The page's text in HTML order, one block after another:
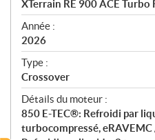
i
f
i
c
a
t
i
o
n
XTerrain RE 900 ACE Turbo
Année :
2026
Type :
Crossover
Détails du moteur :
850 E-TEC®: Refroidi par
turbocompressé,